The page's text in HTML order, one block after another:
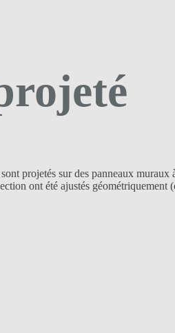
projetés sur des panneaux
ont été ajustés géométriquement